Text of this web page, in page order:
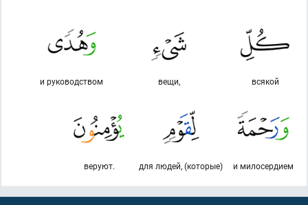
всякой
вещи,
и руководством
и милосердием
для людей, (которые)
веруют.